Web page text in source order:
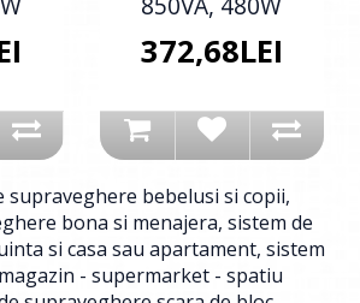
372,68LEI
supraveghere bebelusi si copii,
bona si menajera, sistem de
si casa sau apartament, sistem
- supermarket - spatiu